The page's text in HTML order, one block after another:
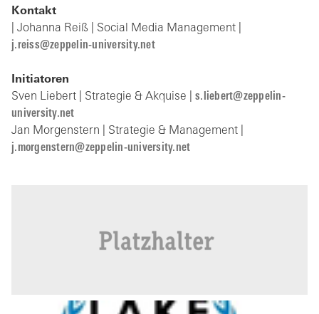
Kontakt
| Johanna Reiß | Social Media Management |
j.reiss@zeppelin-university.net
Initiatoren
Sven Liebert | Strategie & Akquise | s.liebert@zeppelin-
university.net
Jan Morgenstern | Strategie & Management |
j.morgenstern@zeppelin-university.net